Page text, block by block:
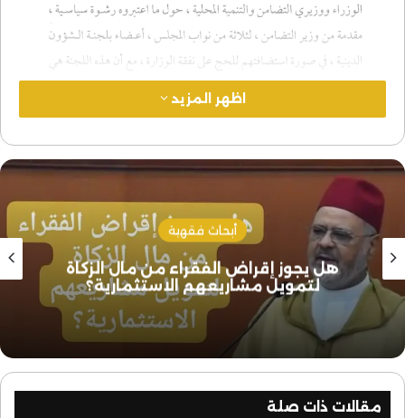
اظهر المزيد
أبحاث فقهية
هل يجوز إقراض الفقراء من مال الزكاة
لتمويل مشاريعهم الاستثمارية؟
مقالات ذات صلة